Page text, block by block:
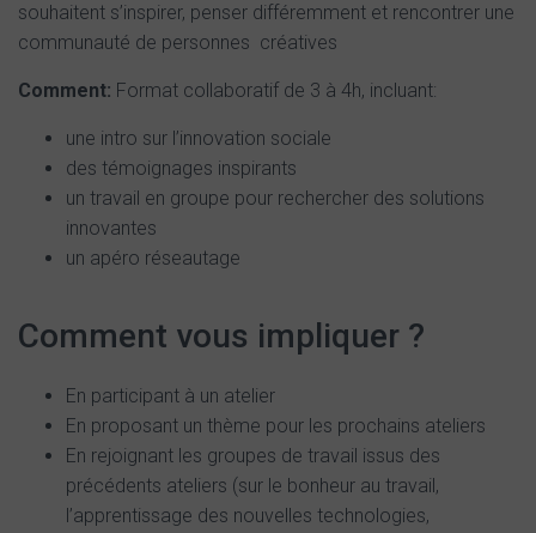
souhaitent s’inspirer, penser différemment et rencontrer une
communauté de personnes créatives
Comment: Format collaboratif de 3 à 4h, incluant:
une intro sur l’innovation sociale
des témoignages inspirants
un travail en groupe pour rechercher des solutions
innovantes
un apéro réseautage
Comment vous impliquer ?
En participant à un atelier
En proposant un thème pour les prochains ateliers
En rejoignant les groupes de travail issus des
précédents ateliers (sur le bonheur au travail,
l’apprentissage des nouvelles technologies,